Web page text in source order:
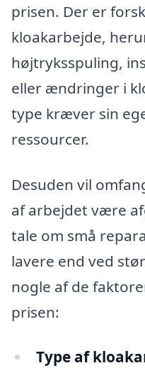
prisen. Der er
kloakarbejde,
højtryksspuling,
eller ændringer i
type kræver sin
ressourcer.
Desuden vil
af arbejdet være
tale om små
lavere end ved
nogle af de
prisen:
Type af